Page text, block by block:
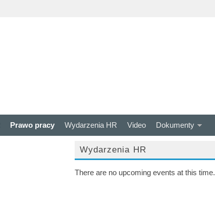
Prawo pracy Wydarzenia HR Video Dokumenty
Wydarzenia HR
There are no upcoming events at this time.